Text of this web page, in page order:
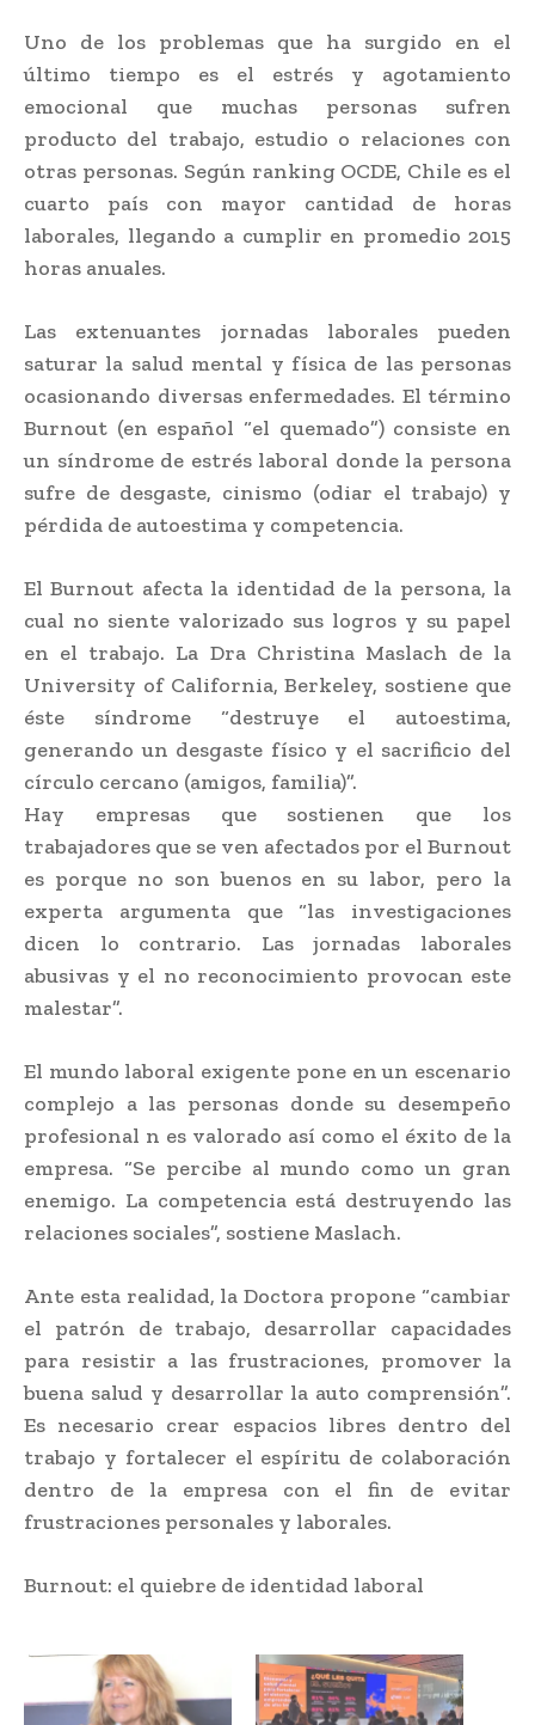
Uno de los problemas que ha surgido en el
último tiempo es el estrés y agotamiento
emocional que muchas personas sufren
producto del trabajo, estudio o relaciones con
otras personas. Según ranking OCDE, Chile es el
cuarto país con mayor cantidad de horas
laborales, llegando a cumplir en promedio 2015
horas anuales.
Las extenuantes jornadas laborales pueden
saturar la salud mental y física de las personas
ocasionando diversas enfermedades. El término
Burnout (en español “el quemado”) consiste en
un síndrome de estrés laboral donde la persona
sufre de desgaste, cinismo (odiar el trabajo) y
pérdida de autoestima y competencia.
El Burnout afecta la identidad de la persona, la
cual no siente valorizado sus logros y su papel
en el trabajo. La Dra Christina Maslach de la
University of California, Berkeley, sostiene que
éste síndrome “destruye el autoestima,
generando un desgaste físico y el sacrificio del
círculo cercano (amigos, familia)”.
Hay empresas que sostienen que los
trabajadores que se ven afectados por el Burnout
es porque no son buenos en su labor, pero la
experta argumenta que “las investigaciones
dicen lo contrario. Las jornadas laborales
abusivas y el no reconocimiento provocan este
malestar”.
El mundo laboral exigente pone en un escenario
complejo a las personas donde su desempeño
profesional n es valorado así como el éxito de la
empresa. “Se percibe al mundo como un gran
enemigo. La competencia está destruyendo las
relaciones sociales”, sostiene Maslach.
Ante esta realidad, la Doctora propone “cambiar
el patrón de trabajo, desarrollar capacidades
para resistir a las frustraciones, promover la
buena salud y desarrollar la auto comprensión”.
Es necesario crear espacios libres dentro del
trabajo y fortalecer el espíritu de colaboración
dentro de la empresa con el fin de evitar
frustraciones personales y laborales.
Burnout: el quiebre de identidad laboral